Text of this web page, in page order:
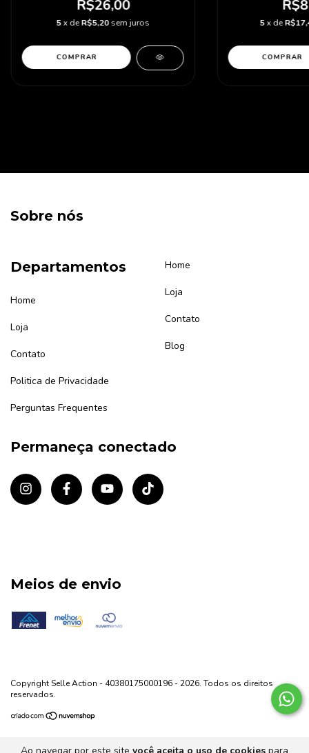
R$26,00
5x deR$5,20sem juros 5x de
Sobre nós
Departamentos
Home
Loja
Contato
Politica de Privacidade
Perguntas Frequentes
Home
Loja
Contato
Blog
Permaneça conectado
Meios de envio
Copyright Selle Action - 40380175000196 - 2026. Todos os direitos
reservados.